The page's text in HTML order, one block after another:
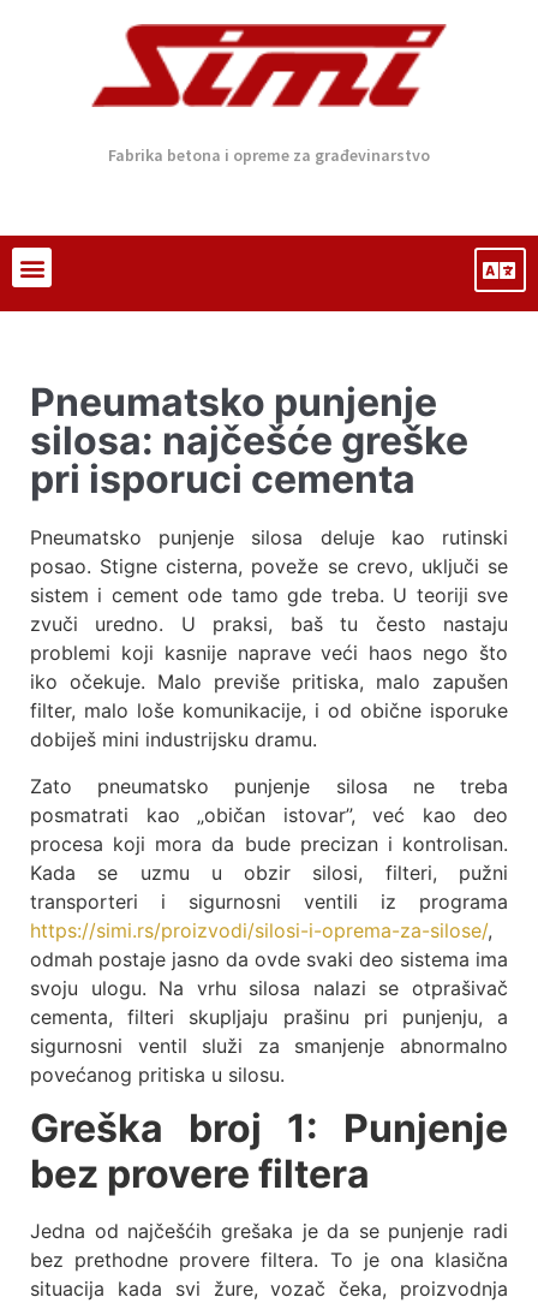
Fabrika betona i opreme za građevinarstvo
Pneumatsko punjenje
silosa: najčešće greške
pri isporuci cementa
Pneumatsko punjenje silosa deluje kao rutinski
posao. Stigne cisterna, poveže se crevo, uključi se
sistem i cement ode tamo gde treba. U teoriji sve
zvuči uredno. U praksi, baš tu često nastaju
problemi koji kasnije naprave veći haos nego što
iko očekuje. Malo previše pritiska, malo zapušen
filter, malo loše komunikacije, i od obične isporuke
dobiješ mini industrijsku dramu.
Zato pneumatsko punjenje silosa ne treba
posmatrati kao „običan istovar”, već kao deo
procesa koji mora da bude precizan i kontrolisan.
Kada se uzmu u obzir silosi, filteri, pužni
transporteri i sigurnosni ventili iz programa
https://simi.rs/proizvodi/silosi-i-oprema-za-silose/,
odmah postaje jasno da ovde svaki deo sistema ima
svoju ulogu. Na vrhu silosa nalazi se otprašivač
cementa, filteri skupljaju prašinu pri punjenju, a
sigurnosni ventil služi za smanjenje abnormalno
povećanog pritiska u silosu.
Greška broj 1: Punjenje
bez provere filtera
Jedna od najčešćih grešaka je da se punjenje radi
bez prethodne provere filtera. To je ona klasična
situacija kada svi žure, vozač čeka, proizvodnja